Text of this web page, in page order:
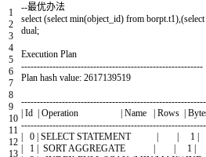
1
2
3
4
5
6
7
8
9
10
11
12
13
--最优办法
select (select min(object_id) from borpt t1) (select
dual;
Execution Plan
----------------------------------------------------------
Plan hash value: 2617139519
----------------------------------------------------------
| Id | Operation | Name | Rows |
----------------------------------------------------------
|
0 | SELECTSTATEMENT | | 1 |
|
1 | SORTAGGREGATE | | 1 |